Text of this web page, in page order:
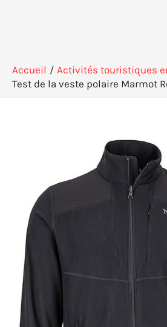
Accueil
Activités touristiques
Test de la veste polaire Marmot